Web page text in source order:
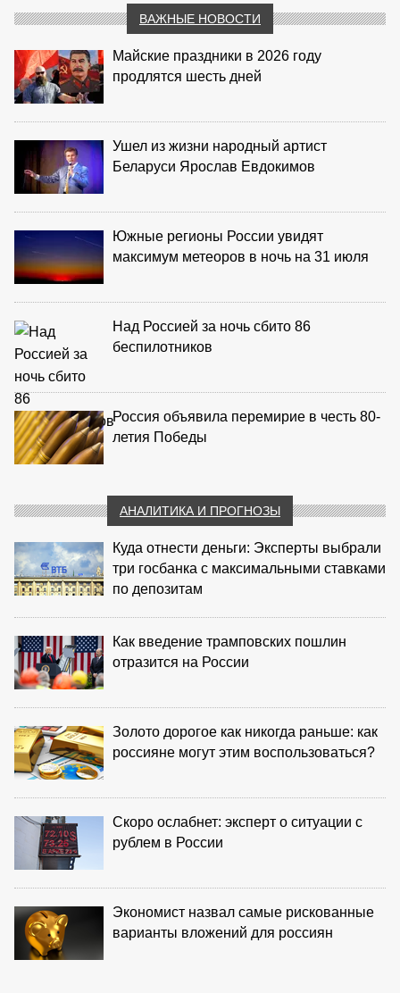
ВАЖНЫЕ НОВОСТИ
Майские праздники в 2026 году
продлятся шесть дней
Ушел из жизни народный артист
Беларуси Ярослав Евдокимов
Южные регионы России увидят
максимум метеоров в ночь на 31 июля
Над Россией за ночь сбито 86
беспилотников
Россия объявила перемирие в честь 80-
летия Победы
АНАЛИТИКА И ПРОГНОЗЫ
Куда отнести деньги: Эксперты выбрали
три госбанка с максимальными ставками
по депозитам
Как введение трамповских пошлин
отразится на России
Золото дорогое как никогда раньше: как
россияне могут этим воспользоваться?
Скоро ослабнет: эксперт о ситуации с
рублем в России
Экономист назвал самые рискованные
варианты вложений для россиян